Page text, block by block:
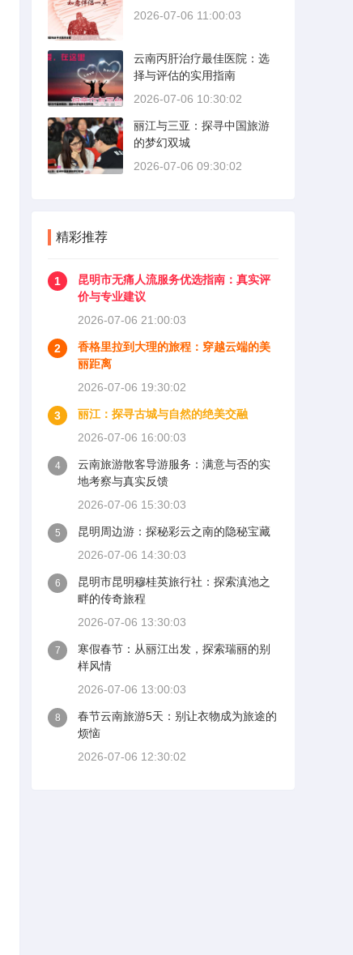
2026-07-06 11:00:03
云南丙肝治疗最佳医院：选
择与评估的实用指南
2026-07-06 10:30:02
丽江与三亚：探寻中国旅游
的梦幻双城
2026-07-06 09:30:02
精彩推荐
1
昆明市无痛人流服务优选指南：真实评
价与专业建议
2026-07-06 21:00:03
2
香格里拉到大理的旅程：穿越云端的美
丽距离
2026-07-06 19:30:02
3
丽江：探寻古城与自然的绝美交融
2026-07-06 16:00:03
4
云南旅游散客导游服务：满意与否的实
地考察与真实反馈
2026-07-06 15:30:03
5
昆明周边游：探秘彩云之南的隐秘宝藏
2026-07-06 14:30:03
6
昆明市昆明穆桂英旅行社：探索滇池之
畔的传奇旅程
2026-07-06 13:30:03
7
寒假春节：从丽江出发，探索瑞丽的别
样风情
2026-07-06 13:00:03
8
春节云南旅游5天：别让衣物成为旅途的
烦恼
2026-07-06 12:30:02